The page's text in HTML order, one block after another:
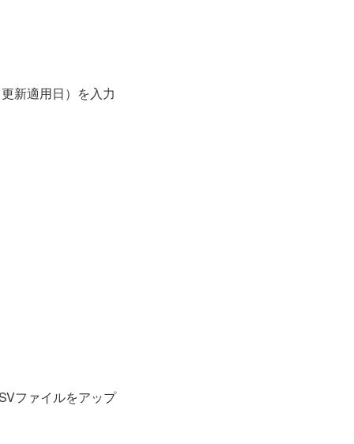
新適用日）を入力
ファイルをアップ